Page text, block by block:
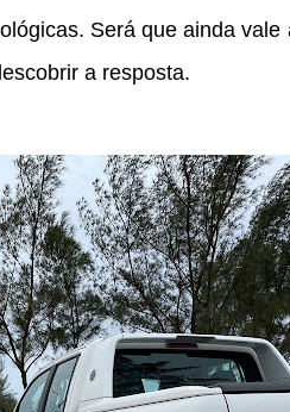
Será que ainda
a resposta.